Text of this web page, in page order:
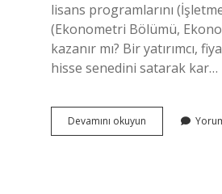
lisans programlarını
(Ekonometri Bölümü,
kazanır mı? Bir yatırımcı,
hisse senedini satarak kar…
Devamını okuyun Traderlik
Bir